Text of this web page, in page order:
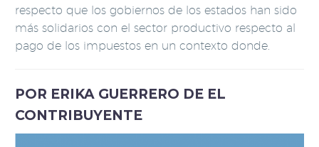
respecto que los gobiernos de los estados han sido
más solidarios con el sector productivo respecto al
pago de los impuestos en un contexto donde.
POR ERIKA GUERRERO DE EL
CONTRIBUYENTE